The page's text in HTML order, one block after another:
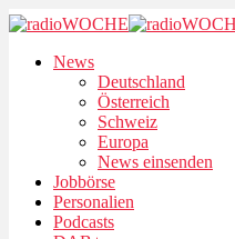
News
Deutschland
Österreich
Schweiz
Europa
News einsenden
Jobbörse
Personalien
Podcasts